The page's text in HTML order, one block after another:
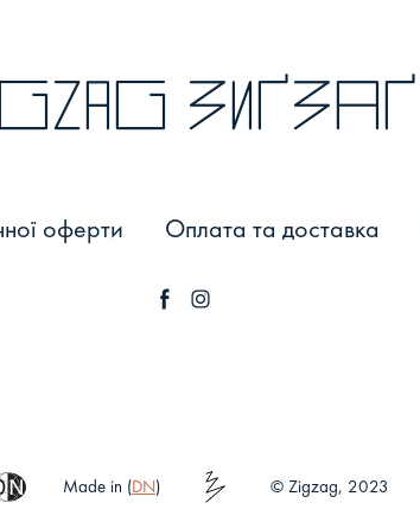
зиґзаґ
оферти Оплата та доставка
Made in (DN) © Zigzag, 2023